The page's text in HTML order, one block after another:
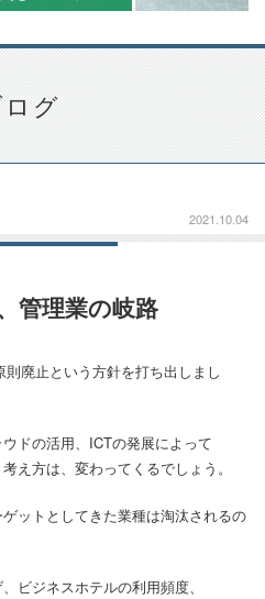
グ
2021.10.04
管理業の岐路
廃止という方針を打ち出しまし
ドの活用、ICTの発展によって
え方は、変わってくるでしょう。
ットとしてきた業種は淘汰されるの
ビジネスホテルの利用頻度、